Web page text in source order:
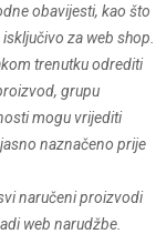
obavijesti, kao što
za web shop.
trenutku odrediti
grupu
mogu vrijediti
naznačeno prije
naručeni proizvodi
web narudžbe.